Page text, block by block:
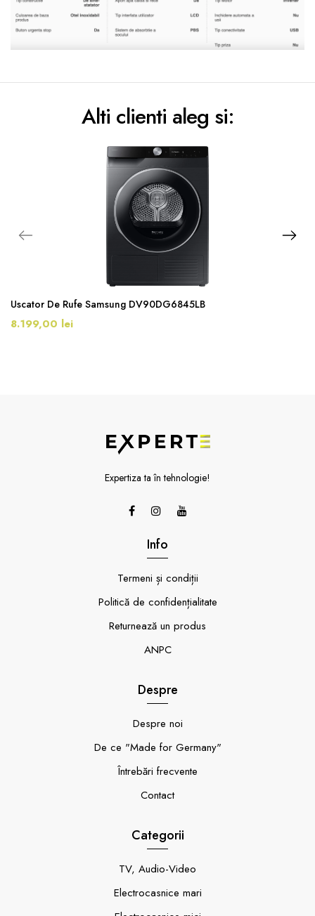
Alti clienti aleg si:
Uscator De Rufe Samsung DV90DG6845LB
8.199,00 lei
Expertiza ta în tehnologie!
Info
Termeni și condiții
Politică de confidențialitate
Returnează un produs
ANPC
Despre
Despre noi
De ce "Made for Germany"
Întrebări frecvente
Contact
Categorii
TV, Audio-Video
Electrocasnice mari